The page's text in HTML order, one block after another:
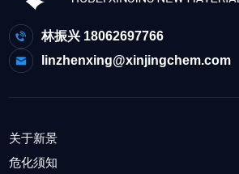
林振兴 18062697766
linzhenxing@xinjingchem.com
关于新景
危化须知